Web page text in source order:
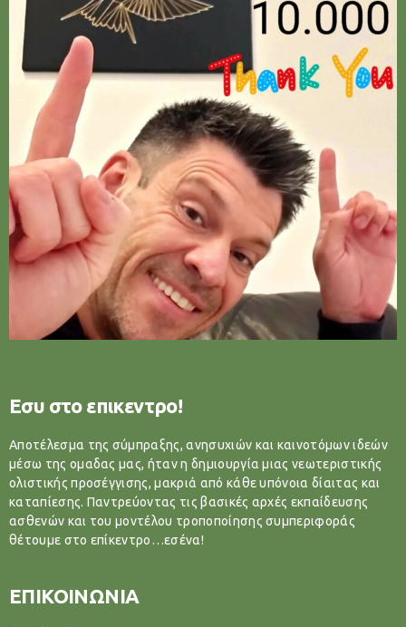
Εσυ στο επικεντρο!
Αποτέλεσμα της σύμπραξης, ανησυχιών και καινοτόμων ιδεών
μέσω της ομαδας μας, ήταν η δημιουργία μιας νεωτεριστικής
ολιστικής προσέγγισης, μακριά από κάθε υπόνοια δίαιτας και
καταπίεσης. Παντρεύοντας τις βασικές αρχές εκπαίδευσης
ασθενών και του μοντέλου τροποποίησης συμπεριφοράς
θέτουμε στο επίκεντρο…εσένα!
ΕΠΙΚΟΙΝΩΝΙΑ